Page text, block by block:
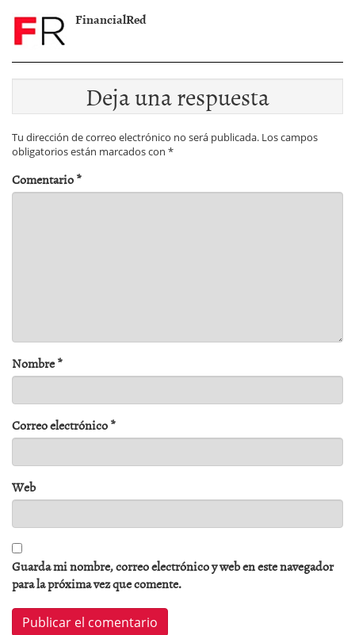
FinancialRed
Deja una respuesta
Tu dirección de correo electrónico no será publicada. Los campos
obligatorios están marcados con *
Comentario*
Nombre*
Correo electrónico*
Web
Guarda mi nombre, correo electrónico y web en este navegador
para la próxima vez que comente.